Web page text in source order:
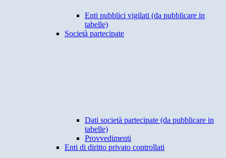
Enti pubblici vigilati (da pubblicare in
tabelle)
Società partecipate
Dati società partecipate (da pubblicare in
tabelle)
Provvedimenti
Enti di diritto privato controllati